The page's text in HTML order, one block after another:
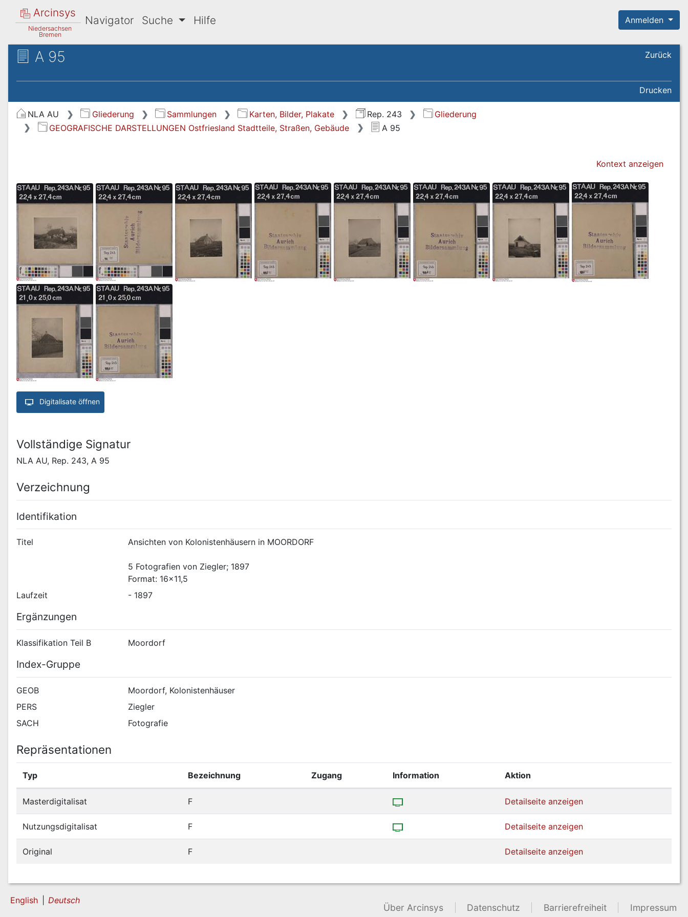
Arcinsys
Niedersachsen
Bremen
Navigator Suche Hilfe Anmelden
A 95 Zurück
Drucken
NLA AU Gliederung Sammlungen Karten, Bilder, Plakate Rep. 243
Gliederung
GEOGRAFISCHE DARSTELLUNGEN Ostfriesland Stadtteile, Straßen, Gebäude
A 95
Kontext anzeigen
Digitalisate öffnen
Vollständige Signatur
NLA AU, Rep. 243, A 95
Verzeichnung
Identifikation
Titel Ansichten von Kolonistenhäusern in MOORDORF
5 Fotografien von Ziegler; 1897
Format: 16x11,5
Laufzeit
- 1897
Ergänzungen
Klassifikation Teil B Moordorf
Index-Gruppe
GEOB
Moordorf, Kolonistenhäuser
PERS
Ziegler
SACH
Fotografie
Repräsentationen
Typ Bezeichnung Zugang Information Aktion
Masterdigitalisat F Detailseite anzeigen
Nutzungsdigitalisat F Detailseite anzeigen
Original F Detailseite anzeigen
English Deutsch
Über Arcinsys Datenschutz Barrierefreiheit Impressum